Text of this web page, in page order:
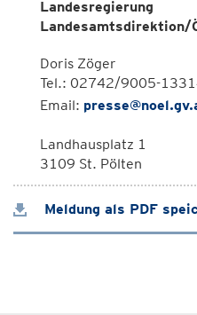
Landesregierung
Doris Zöger
Tel.: 02742/9005-
Email:
Landhausplatz 1
3109 St. Pölten
Meldung als PDF